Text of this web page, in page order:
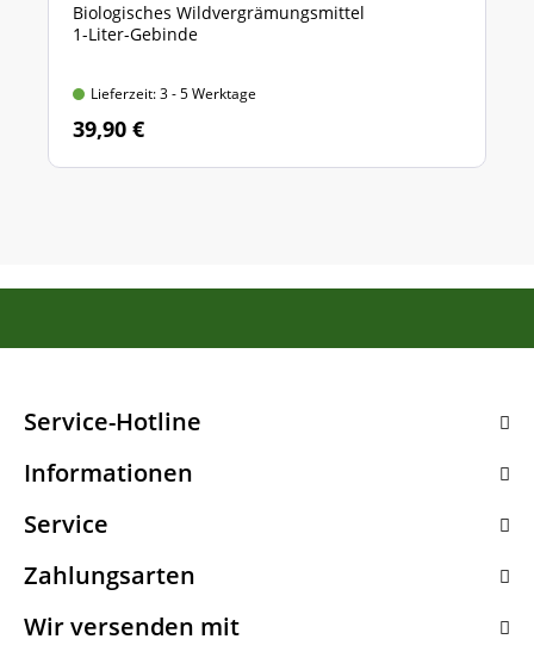
Biologisches Wildvergrämungsmittel
1-Liter-Gebinde
Lieferzeit: 3 - 5 Werktage
39,90 €
Service-Hotline
Informationen
Service
Zahlungsarten
Wir versenden mit